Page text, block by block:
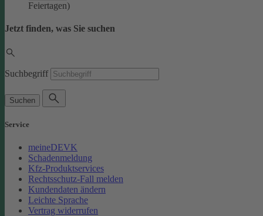
Feiertagen)
Jetzt finden, was Sie suchen
Suchbegriff
Suchen
Service
meineDEVK
Schadenmeldung
Kfz-Produktservices
Rechtsschutz-Fall melden
Kundendaten ändern
Leichte Sprache
Vertrag widerrufen